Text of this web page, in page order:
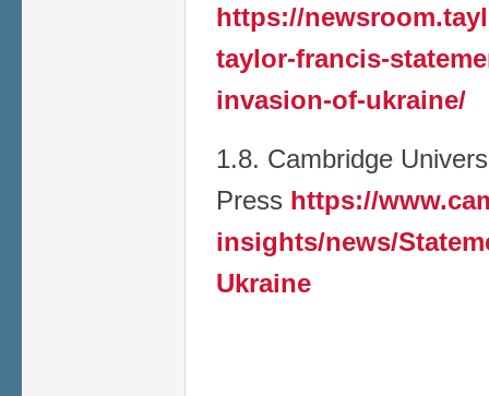
https://
taylor-francis-
invasion-of-ukraine/
1.8. Cambridge
Press https://
insights/news/
Ukraine